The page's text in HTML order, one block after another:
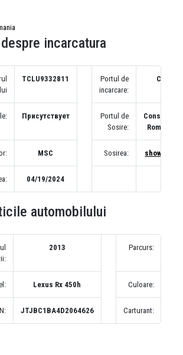
incarcatura
TCLU9332811
Portul de
incarcare:
CA
Присутствует
Portul de
Sosire:
Constanta,
Romania
MSC Sosirea: show map
04/19/2024
automobilului
2013 Parcurs:
Lexus Rx 450h Culoare:
JTJBC1BA4D2064626 Carturant: